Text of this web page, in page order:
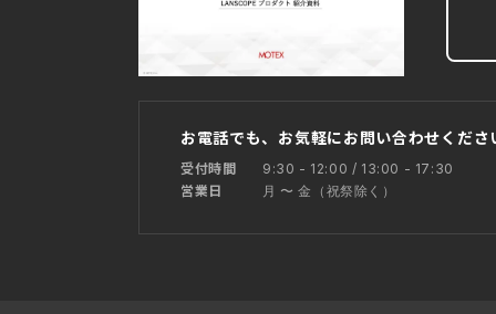
お電話でも、お気軽にお問い合わせくださ
受付時間 9:30 - 12:00 / 13:00 - 17:30
営業日 月 〜 金（祝祭除く）